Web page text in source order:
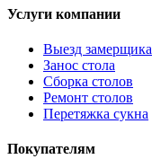
Услуги компании
Выезд замерщика
Занос стола
Сборка столов
Ремонт столов
Перетяжка сукна
Покупателям